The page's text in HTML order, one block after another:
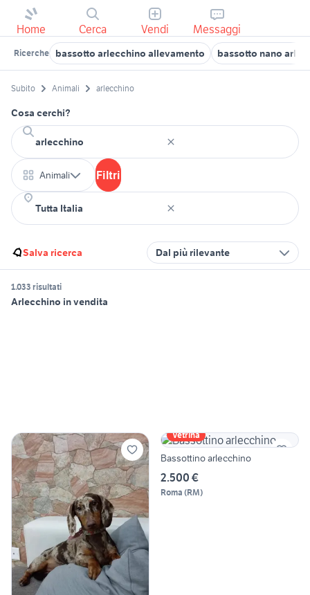
Home Cerca Vendi Messaggi
Ricerche bassotto arlecchino allevamento bassotto nano
Subito Animali arlecchino
Cosa cerchi?
Animali Filtri
Salva ricerca Dal più rilevante
1.033 risultati
Arlecchino in vendita
Vetrina
Bassottino arlecchino
2.500 €
Roma (RM)